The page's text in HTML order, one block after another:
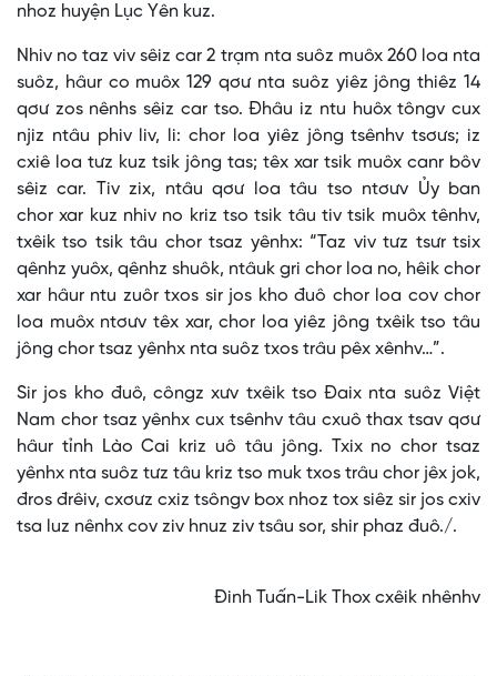
nhoz huyện Lục Yên kuz.
Nhiv no taz viv sêiz car 2 trạm nta suôz muôx 260 loa nta
suôz, hâur co muôx 129 qơư nta suôz yiêz jông thiêz 14
qơư zos nênhs sêiz car tso. Đhâu iz ntu huôx tôngv cux
njiz ntâu phiv liv, li: chor loa yiêz jông tsênhv tsơưs; iz
cxiê loa tưz kuz tsik jông tas; têx xar tsik muôx canr bôv
sêiz car. Tiv zix, ntâu qơư loa tâu tso ntơưv Ủy ban
chor xar kuz nhiv no kriz tso tsik tâu tiv tsik muôx tênhv,
txêik tso tsik tâu chor tsaz yênhx: “Taz viv tưz tsưr tsix
qênhz yuôx, qênhz shuôk, ntâuk gri chor loa no, hêik chor
xar hâur ntu zuôr txos sir jos kho đuô chor loa cov chor
loa muôx ntơưv têx xar, chor loa yiêz jông txêik tso tâu
jông chor tsaz yênhx nta suôz txos trâu pêx xênhv…”.
Sir jos kho đuô, côngz xưv txêik tso Đaix nta suôz Việt
Nam chor tsaz yênhx cux tsênhv tâu cxuô thax tsav qơư
hâur tỉnh Lào Cai kriz uô tâu jông. Txix no chor tsaz
yênhx nta suôz tưz tâu kriz tso muk txos trâu chor jêx jok,
đros đrêiv, cxơưz cxiz tsôngv box nhoz tox siêz sir jos cxiv
tsa luz nênhx cov ziv hnuz ziv tsâu sor, shir phaz đuô./.
Đinh Tuấn-Lik Thox cxêik nhênhv